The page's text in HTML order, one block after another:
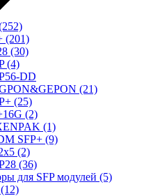
(201)
(30)
(4)
DD
(21)
(25)
(2)
(1)
SFP+ (9)
(2)
(36)
для SFP модулей (5)
(12)